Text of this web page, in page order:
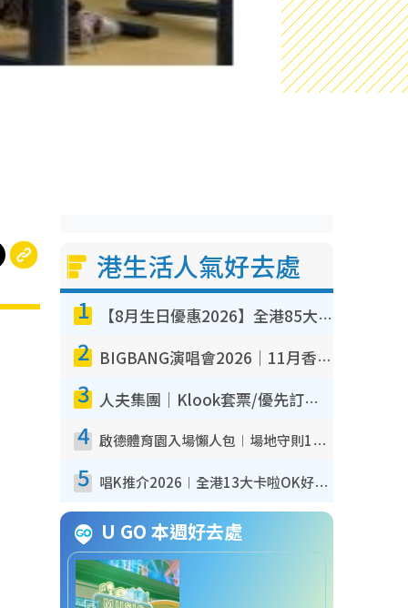
港生活人氣好去處
1 【8月生日優惠2026】全港85大食買玩著數攻略 自助餐/火鍋放題同行免費＋誠品/DONKI送現金券
2 BIGBANG演唱會2026｜11月香港啟德開3場！實名制VIP申請、優先購票攻略
3 人夫集團｜Klook套票/優先訂票/公開發售搶飛攻略！附票價.購票連結.場地座位表
4 啟德體育園入場懶人包︱場地守則12違禁品不可進場准帶細水樽但全場禁樽蓋！應援牌有限制！
5 唱K推介2026︱全港13大卡啦OK好去處！最平$36起 日文K都有！(附地址+收費詳情)
U GO 本週好去處